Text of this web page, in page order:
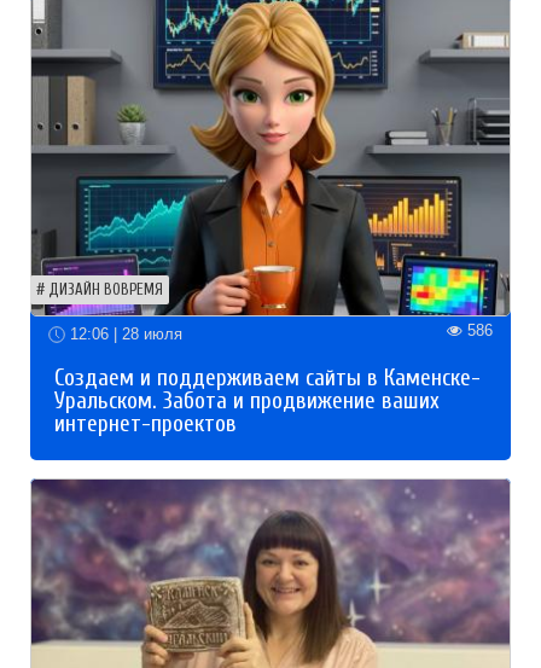
ДИЗАЙН ВОВРЕМЯ
12:06 | 28 июля 586
Создаем и поддерживаем сайты в Каменске-
Уральском. Забота и продвижение ваших
интернет-проектов